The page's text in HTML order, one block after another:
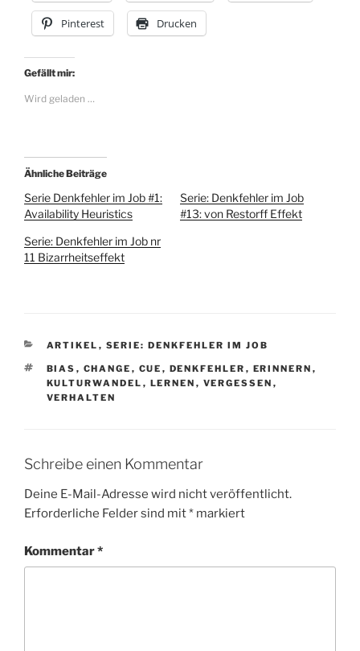
Pinterest Drucken
Gefällt mir:
Wird geladen …
Ähnliche Beiträge
Serie Denkfehler im Job #1:
Availability Heuristics
Serie: Denkfehler im Job
#13: von Restorff Effekt
Serie: Denkfehler im Job nr
11 Bizarrheitseffekt
KATEGORIEN
ARTIKEL , SERIE: DENKFEHLER IM JOB
SCHLAGWÖRTER
BIAS , CHANGE , CUE , DENKFEHLER , ERINNERN ,
KULTURWANDEL , LERNEN , VERGESSEN ,
VERHALTEN
Schreibe einen Kommentar
Deine E-Mail-Adresse wird nicht veröffentlicht.
Erforderliche Felder sind mit* markiert
Kommentar*